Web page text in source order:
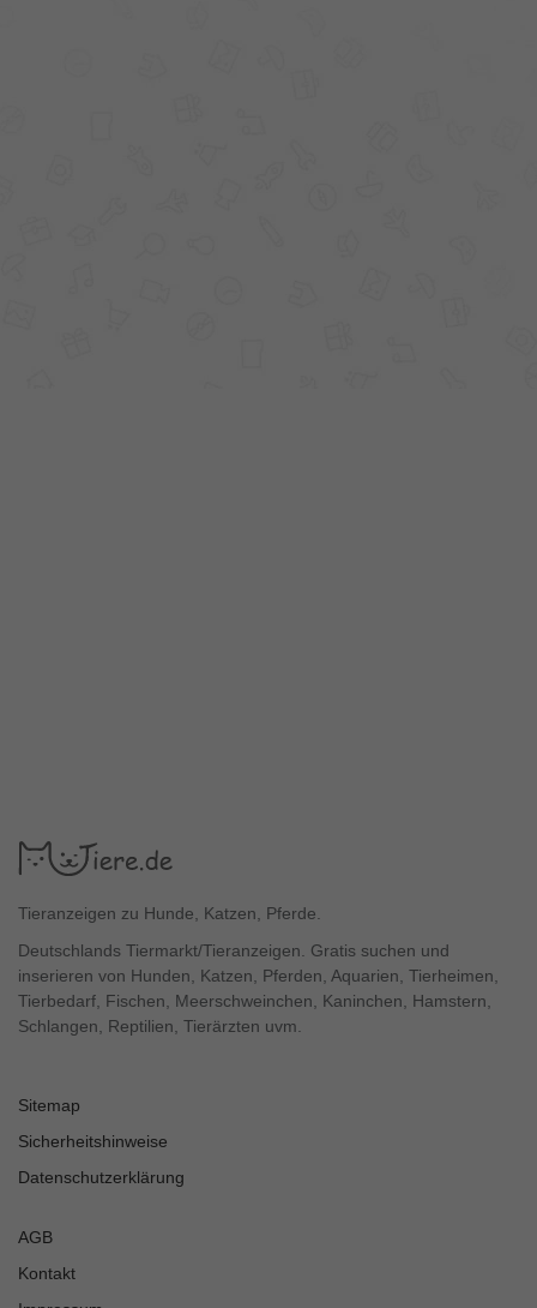
Tieranzeigen zu Hunde, Katzen, Pferde.
Deutschlands Tiermarkt/Tieranzeigen. Gratis suchen und
inserieren von Hunden, Katzen, Pferden, Aquarien, Tierheimen,
Tierbedarf, Fischen, Meerschweinchen, Kaninchen, Hamstern,
Schlangen, Reptilien, Tierärzten uvm.
Sitemap
Sicherheitshinweise
Datenschutzerklärung
AGB
Kontakt